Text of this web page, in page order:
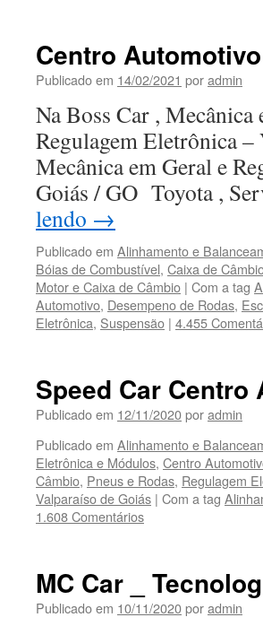
Balanceamento
na
Asa
–
Brasília
/
DF
Centro
Publicado em 14/02/2021 poradmin
Na Boss Car , Mecânica
Regulagem Eletrônica
Mecânica em Geral e
Goiás / GO Toyota ,
lendo →
Publicado em Alinhamento e
Bóias de Combustível, Caixa de
Motor e Caixa de Câmbio | Com a tag
Automotivo, Desempeno de Rodas,
Eletrônica, Suspensão | 4.455
Speed Car Centro
Publicado em 12/11/2020poradmin
Publicado em Alinhamento e
Eletrônica e Módulos, Centro
Câmbio, Pneus e Rodas, Regulagem
Valparaíso de Goiás | Com a tag
1.608 Comentários
MC Car _
Publicado em 10/11/2020poradmin